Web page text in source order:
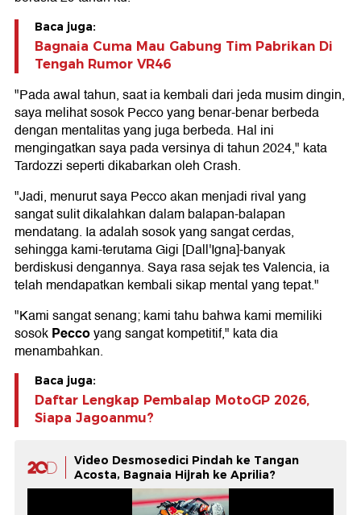
Baca juga:
Bagnaia Cuma Mau Gabung Tim Pabrikan Di
Tengah Rumor VR46
"Pada awal tahun, saat ia kembali dari jeda musim dingin,
saya melihat sosok Pecco yang benar-benar berbeda
dengan mentalitas yang juga berbeda. Hal ini
mengingatkan saya pada versinya di tahun 2024," kata
Tardozzi seperti dikabarkan oleh Crash.
"Jadi, menurut saya Pecco akan menjadi rival yang
sangat sulit dikalahkan dalam balapan-balapan
mendatang. Ia adalah sosok yang sangat cerdas,
sehingga kami-terutama Gigi [Dall'Igna]-banyak
berdiskusi dengannya. Saya rasa sejak tes Valencia, ia
telah mendapatkan kembali sikap mental yang tepat."
"Kami sangat senang; kami tahu bahwa kami memiliki
sosokPeccoyang sangat kompetitif," kata dia
menambahkan.
Baca juga:
Daftar Lengkap Pembalap MotoGP 2026,
Siapa Jagoanmu?
Video Desmosedici Pindah ke Tangan
Acosta, Bagnaia Hijrah ke Aprilia?